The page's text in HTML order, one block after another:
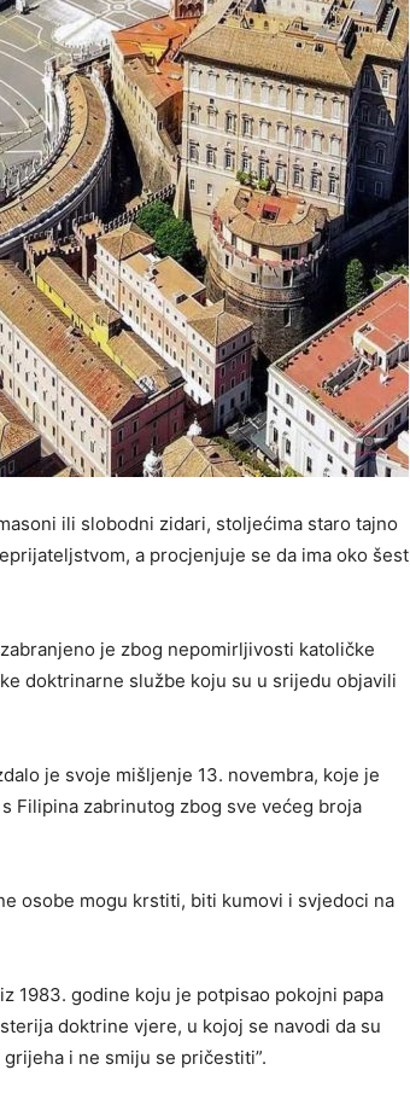
ili slobodni zidari, stoljećima staro tajno
a procjenjuje se da ima oko šest
je zbog nepomirljivosti katoličke
doktrinarne službe koju su u srijedu objavili
je svoje mišljenje 13. novembra, koje je
Filipina zabrinutog zbog sve većeg broja
osobe mogu krstiti, biti kumovi i svjedoci na
1983. godine koju je potpisao pokojni papa
doktrine vjere, u kojoj se navodi da su
i ne smiju se pričestiti”.